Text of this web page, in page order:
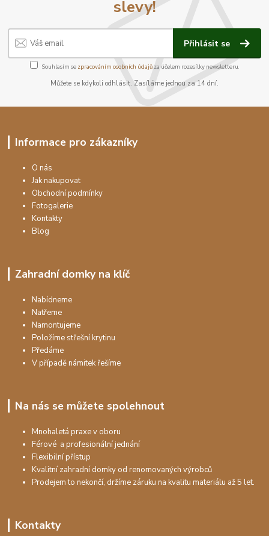
slevy!
Přihlásit se
Souhlasím se zpracováním osobních údajůza účelem rozesílky newsletteru.
Můžete se kdykoli odhlásit. Zasíláme jednou za 14 dní.
Informace pro zákazníky
O nás
Jak nakupovat
Obchodní podmínky
Fotogalerie
Kontakty
Blog
Zahradní domky na klíč
Nabídneme
Natřeme
Namontujeme
Položíme střešní krytinu
Předáme
V případě námitek řešíme
Na nás se můžete spolehnout
Mnohaletá praxe v oboru
Férové a profesionální jednání
Flexibilní přístup
Kvalitní zahradní domky od renomovaných výrobců
Prodejem to nekončí, držíme záruku na kvalitu materiálu až 5 let.
Kontakty